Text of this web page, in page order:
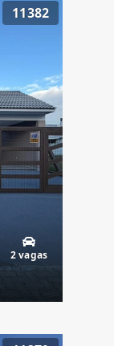
11382
2 vagas